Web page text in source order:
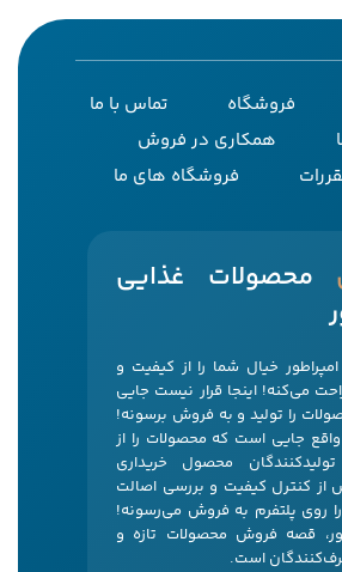
فروشگاه
تماس با ما
همکاری در فروش
فروشگاه های ما
محصولات غذایی
خیال شما را از کیفیت و
می‌کنه! اینجا قرار نیست جایی
را تولید و به فروش برسونه!
واقع جایی است که محصولات را از
محصول خریداری
کنترل کیفیت و بررسی اصالت
روی پلتفرم به فروش می‌رسونه!
قصه فروش محصولات تازه و
است.